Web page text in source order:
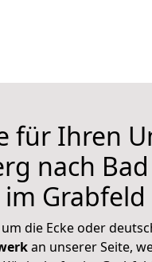
für Ihren
nach Bad
Grabfeld
die Ecke oder
an unserer Seite,